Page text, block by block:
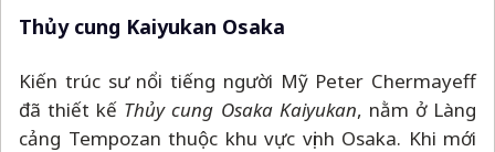
Thủy cung Kaiyukan Osaka
Kiến trúc sư nổi tiếng người Mỹ Peter Chermayeff
đã thiết kế Thủy cung Osaka Kaiyukan, nằm ở Làng
cảng Tempozan thuộc khu vực vịnh Osaka. Khi mới